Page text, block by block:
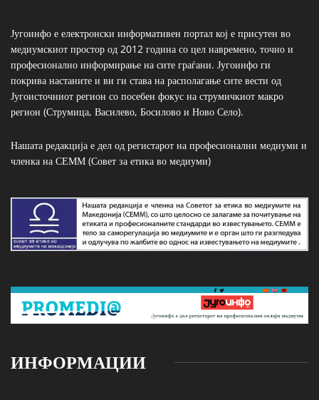
Југоинфо е електронски информативен портал кој е присутен во
медиумскиот простор од 2012 година со цел навремено, точно и
професионално информирање на сите граѓани. Југоинфо ги
покрива настаните и ви ги става на располагање сите вести од
Југоисточниот регион со посебен фокус на струмичкиот макро
регион (Струмица, Василево, Босилово и Ново Село).
Нашата редакција е дел од регистарот на професионални медиуми и
членка на СЕММ (Совет за етика во медиуми)
ИНФОРМАЦИИ